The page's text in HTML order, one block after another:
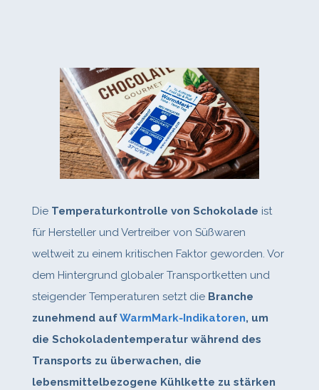
Die Temperaturkontrolle von Schokolade ist
für Hersteller und Vertreiber von Süßwaren
weltweit zu einem kritischen Faktor geworden. Vor
dem Hintergrund globaler Transportketten und
steigender Temperaturen setzt die Branche
zunehmend aufWarmMark‑Indikatoren, um
die Schokoladentemperatur während des
Transports zu überwachen, die
lebensmittelbezogene Kühlkette zu stärken